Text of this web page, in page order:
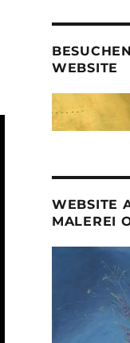
WEBSITE
WEBSITE
MALEREI